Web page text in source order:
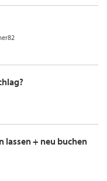
lassen + neu buchen